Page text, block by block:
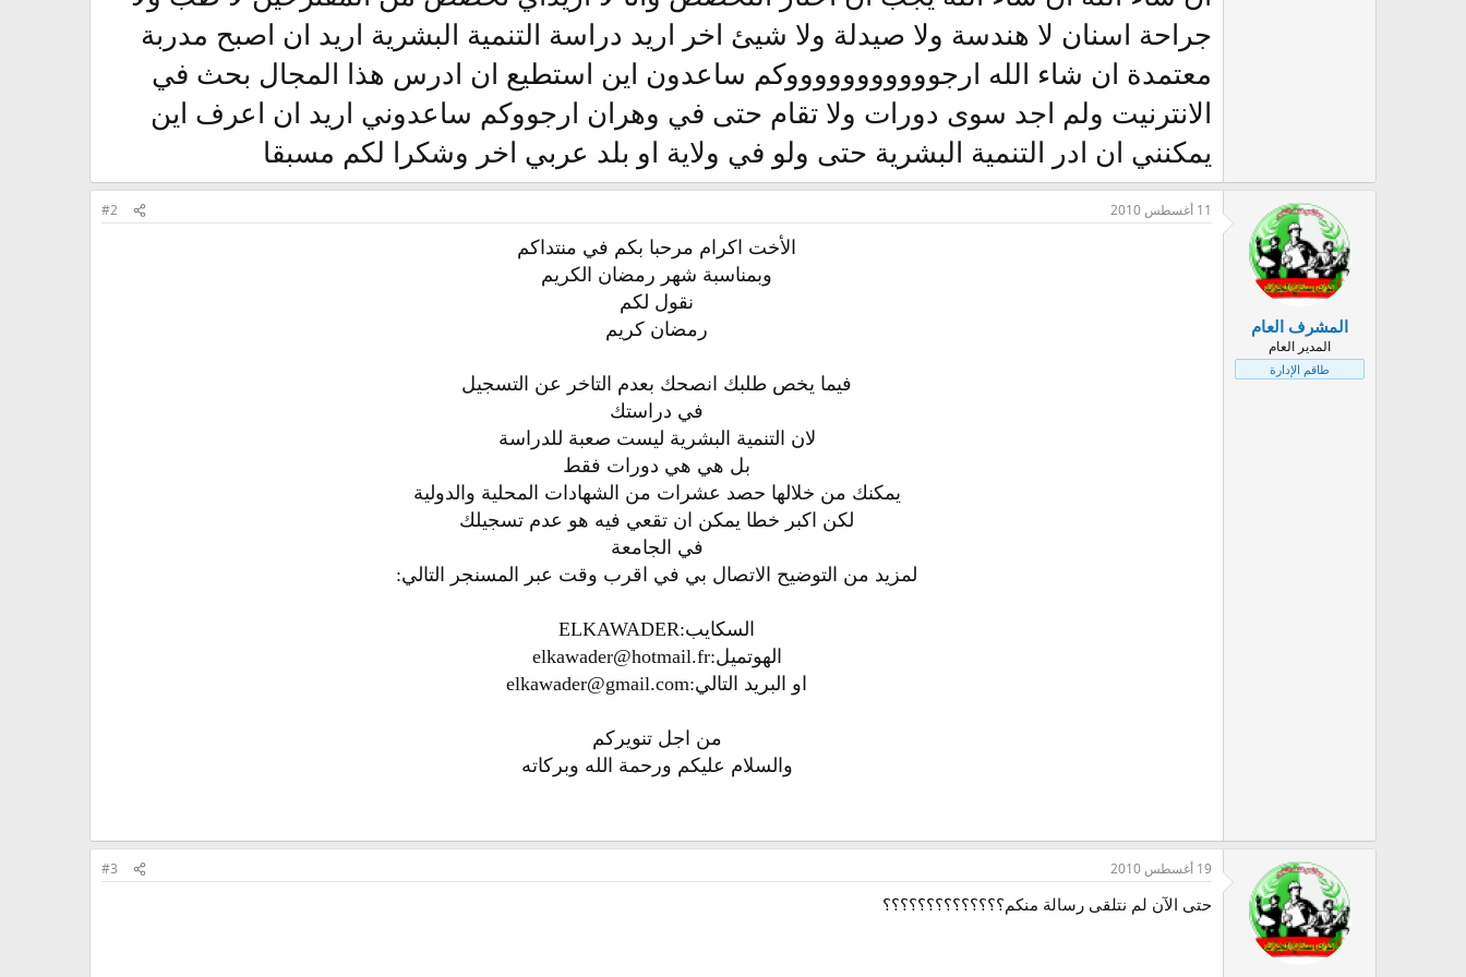
جراحة اسنان لا هندسة ولا صيدلة ولا شيئ اخر اريد دراسة التنمية البشرية اريد ان اصبح مدربة
معتمدة ان شاء الله ارجوووووووووووكم ساعدون اين استطيع ان ادرس هذا المجال بحث في
الانترنيت ولم اجد سوى دورات ولا تقام حتى في وهران ارجووكم ساعدوني اريد ان اعرف اين
يمكنني ان ادر التنمية البشرية حتى ولو في ولاية او بلد عربي اخر وشكرا لكم مسبقا
المشرف العام
المدير العام
طاقم الإدارة
11 أغسطس 2010 #2
الأخت اكرام مرحبا بكم في منتداكم
وبمناسبة شهر رمضان الكريم
نقول لكم
رمضان كريم
فيما يخص طلبك انصحك بعدم التاخر عن التسجيل
في دراستك
لان التنمية البشرية ليست صعبة للدراسة
بل هي هي دورات فقط
يمكنك من خلالها حصد عشرات من الشهادات المحلية والدولية
لكن اكبر خطا يمكن ان تقعي فيه هو عدم تسجيلك
في الجامعة
لمزيد من التوضيح الاتصال بي في اقرب وقت عبر المسنجر التالي:
السكايب:ELKAWADER
الهوتميل:elkawader@hotmail.fr
او البريد التالي:elkawader@gmail.com
من اجل تنويركم
والسلام عليكم ورحمة الله وبركاته
19 أغسطس 2010 #3
حتى الآن لم نتلقى رسالة منكم؟؟؟؟؟؟؟؟؟؟؟؟؟؟